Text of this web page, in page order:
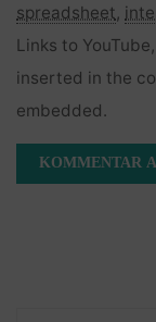
spreadsheet,
Links to
inserted in the
embedded.